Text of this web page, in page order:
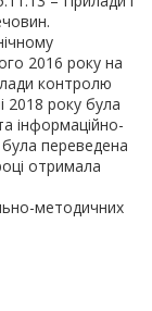
2016 року на
контролю
2018 року була
інформаційно-
була переведена
отримала
методичних